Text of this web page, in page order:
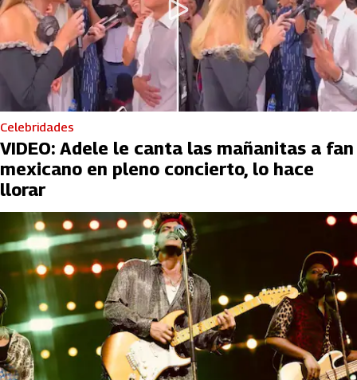
Celebridades
VIDEO: Adele le canta las mañanitas a fan
mexicano en pleno concierto, lo hace
llorar